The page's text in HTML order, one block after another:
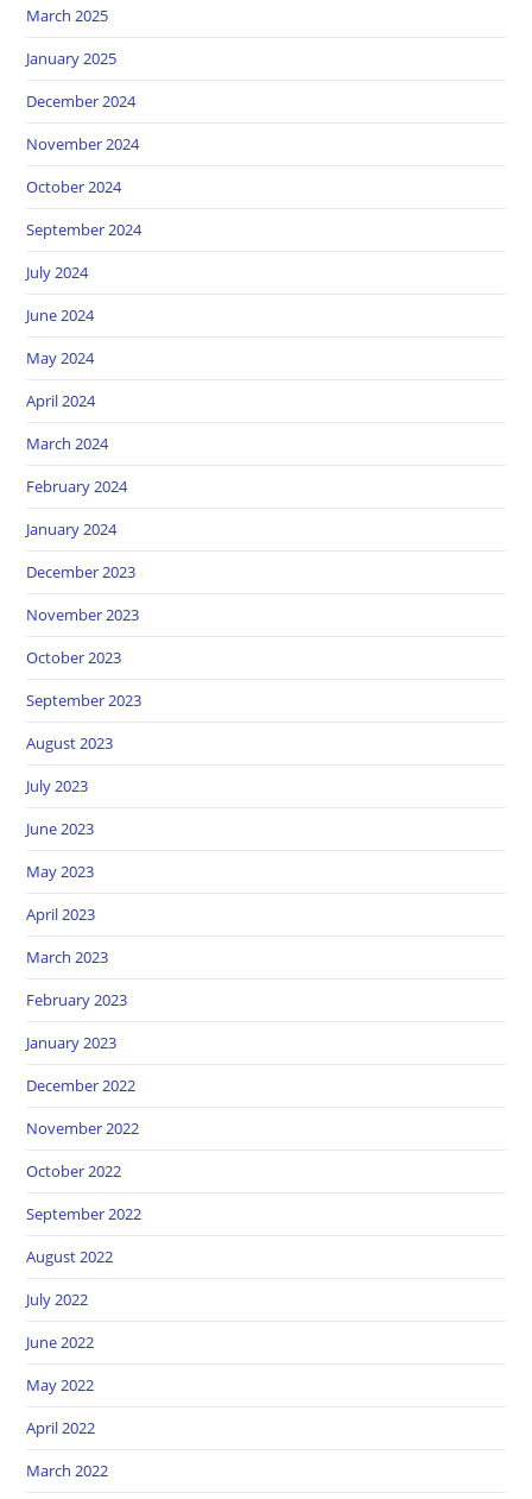
March 2025
January 2025
December 2024
November 2024
October 2024
September 2024
July 2024
June 2024
May 2024
April 2024
March 2024
February 2024
January 2024
December 2023
November 2023
October 2023
September 2023
August 2023
July 2023
June 2023
May 2023
April 2023
March 2023
February 2023
January 2023
December 2022
November 2022
October 2022
September 2022
August 2022
July 2022
June 2022
May 2022
April 2022
March 2022